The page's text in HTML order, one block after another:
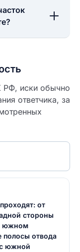
РФ, иски обычно
ответчика, за
от
стороны
южном
полосы отвода
южной